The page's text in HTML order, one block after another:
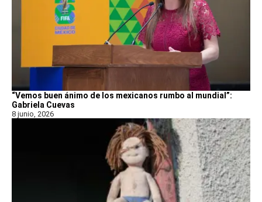
“Vemos buen ánimo de los mexicanos rumbo al mundial”:
Gabriela Cuevas
8 junio, 2026